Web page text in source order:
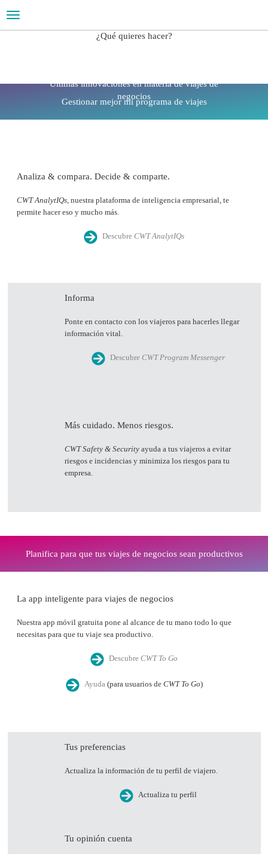
Toggle
navigation
Últimas innovaciones en materia de viajes de
negocios
¿Qué quieres hacer?
Gestionar mejor mi programa de viajes
Analiza & compara. Decide & comparte.
CWT AnalytIQs, nuestra plataforma de inteligencia empresarial, te
permite hacer eso y mucho más.
Descubre CWT AnalytIQs
Informa
Ponte en contacto con los viajeros para hacerles llegar
información vital.
Descubre CWT Program Messenger
Más cuidado. Menos riesgos.
CWT Safety & Security ayuda a tus viajeros a evitar
riesgos e incidencias y minimiza los riesgos para tu
empresa.
Planifica para que tus viajes de negocios sean productivos
La app inteligente para viajes de negocios
Nuestra app móvil gratuita pone al alcance de tu mano todo lo que
necesitas para que tu viaje sea productivo.
Descubre CWT To Go
Ayuda(para usuarios de CWT To Go)
Tus preferencias
Actualiza la información de tu perfil de viajero.
Actualiza tu perfil
Tu opinión cuenta